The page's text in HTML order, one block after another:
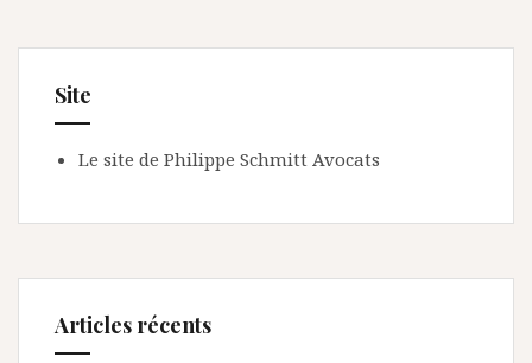
Site
Le site de Philippe Schmitt Avocats
Articles récents